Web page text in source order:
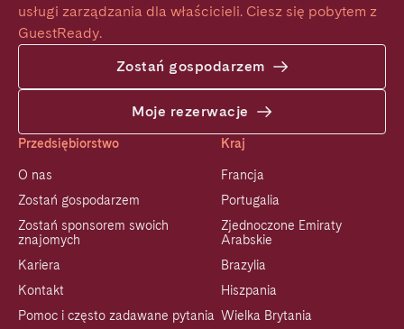
usługi zarządzania dla właścicieli. Ciesz się pobytem z
GuestReady.
Zostań gospodarzem
Moje rezerwacje
Przedsiębiorstwo
O nas
Zostań gospodarzem
Zostań sponsorem swoich
znajomych
Kariera
Kontakt
Pomoc i często zadawane pytania
Kraj
Francja
Portugalia
Zjednoczone Emiraty
Arabskie
Brazylia
Hiszpania
Wielka Brytania